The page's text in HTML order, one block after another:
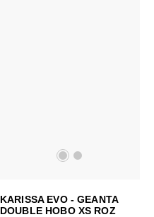
KARISSA EVO - GEANTA
DOUBLE HOBO XS ROZ